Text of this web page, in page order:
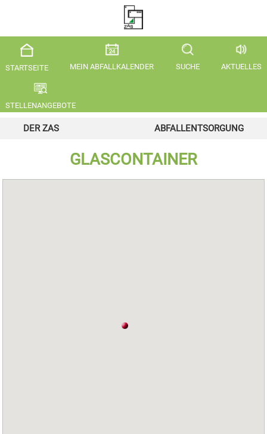
STARTSEITE MEIN ABFALLKALENDER SUCHE AKTUELLES
STELLENANGEBOTE
DER ZAS ABFALLENTSORGUNG
GLASCONTAINER